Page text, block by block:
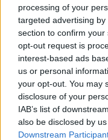
processing of your
targeted advertising
section to confirm
opt-out request is
interest-based ads
us or personal
your opt-out. You may
disclosure of your
IAB’s list of
also be disclosed by
Downstream
ασύρματη
συστήματα μέτρησης
Το πρώτο τμήμα, που
νερού, θα παραδοθεί
ολοκλήρωση του
την υπογραφή της